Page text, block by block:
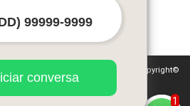
à proteção de direitos autorais. Copyright©
02/1998)
1
conversa